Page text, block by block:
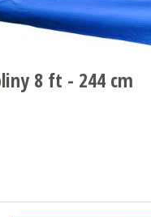
8 ft - 244 cm